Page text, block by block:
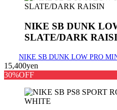
NIKE SB DUNK
SLATE/DARK
NIKE SB DUNK LOW PRO
15,400yen
30%OFF